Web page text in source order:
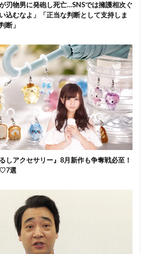
刃物男に発砲し死亡…SNSでは擁護相次ぐ
込むなよ」「正当な判断として支持しま
断」
しアクセサリー』8月新作も争奪戦必至！
選